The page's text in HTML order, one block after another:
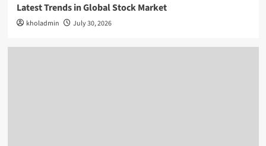
Latest Trends in Global Stock Market
kholadmin July 30, 2026